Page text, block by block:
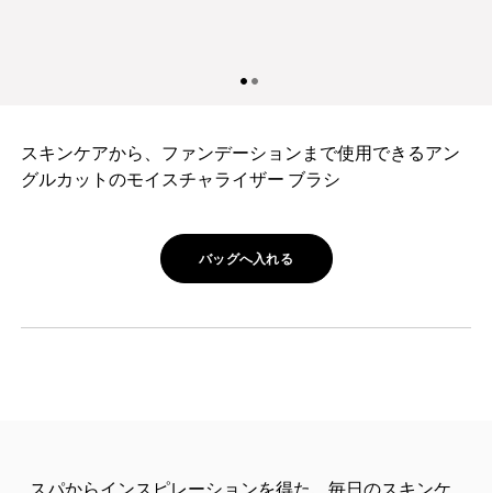
スキンケアから、ファンデーションまで使用できるアン
グルカットのモイスチャライザー ブラシ
バッグへ入れる